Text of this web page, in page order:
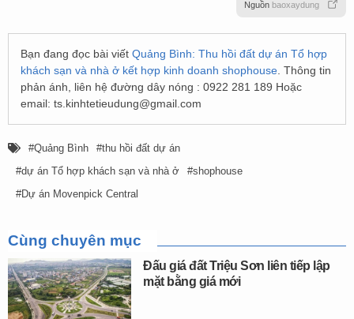
Nguồn baoxaydung
Bạn đang đọc bài viết Quảng Bình: Thu hồi đất dự án Tổ hợp
khách sạn và nhà ở kết hợp kinh doanh shophouse . Thông tin
phản ánh, liên hệ đường dây nóng : 0922 281 189 Hoặc
email: ts.kinhtetieudung@gmail.com
Quảng Bình
thu hồi đất dự án
dự án Tổ hợp khách sạn và nhà ở
shophouse
Dự án Movenpick Central
Cùng chuyên mục
Đấu giá đất Triệu Sơn liên tiếp lập
mặt bằng giá mới